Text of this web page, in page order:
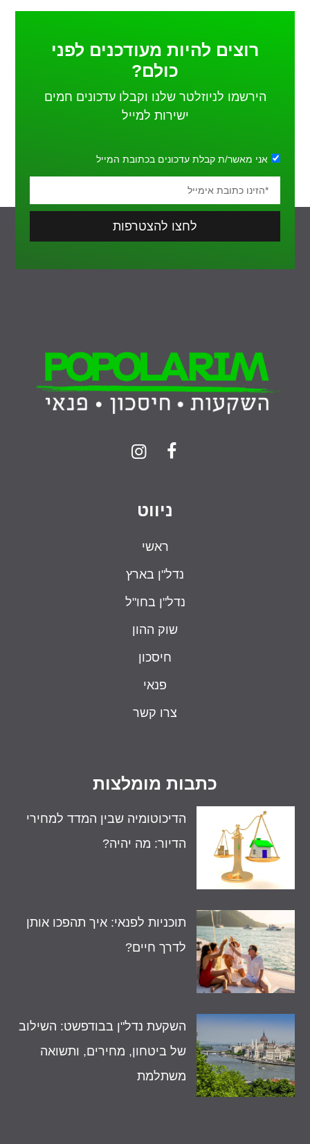
רוצים להיות מעודכנים לפני
כולם?
הירשמו לניוזלטר שלנו וקבלו עדכונים חמים
ישירות למייל
אני מאשר/ת קבלת עדכונים בכתובת המייל
לחצו להצטרפות
ניווט
ראשי
נדל"ן בארץ
נדל"ן בחו"ל
שוק ההון
חיסכון
פנאי
צרו קשר
כתבות מומלצות
הדיכוטומיה שבין המדד למחירי
הדיור: מה יהיה?
תוכניות לפנאי: איך תהפכו אותן
לדרך חיים?
השקעת נדל"ן בבודפשט: השילוב
של ביטחון, מחירים, ותשואה
משתלמת